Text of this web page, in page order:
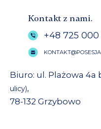
Kontakt z nami.
+48 725
Biuro: ul. Plażowa 4a
ulicy),
78-132 Grzybowo